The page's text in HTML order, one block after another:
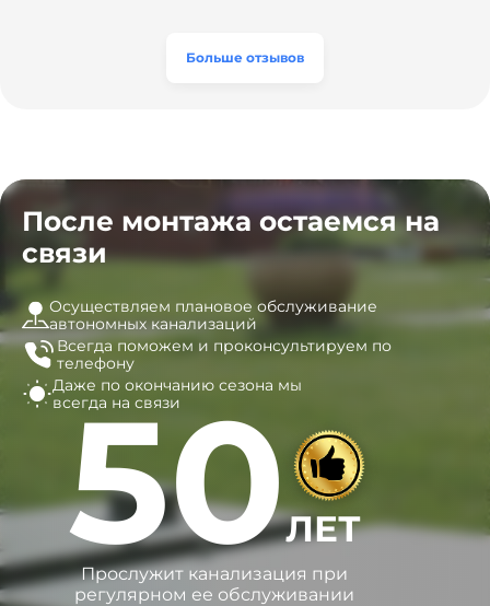
эту компанию всем, кто ищет надёжных
Больше отзывов
После монтажа остаемся на
связи
Осуществляем плановое обслуживание
автономных канализаций
Всегда поможем и проконсультируем по
телефону
Даже по окончанию сезона мы
всегда на связи
50ЛЕТ
Прослужит канализация при
регулярном ее обслуживании